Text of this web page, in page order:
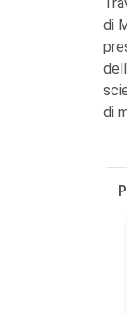
di
di